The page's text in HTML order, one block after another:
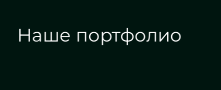
Наше портфолио